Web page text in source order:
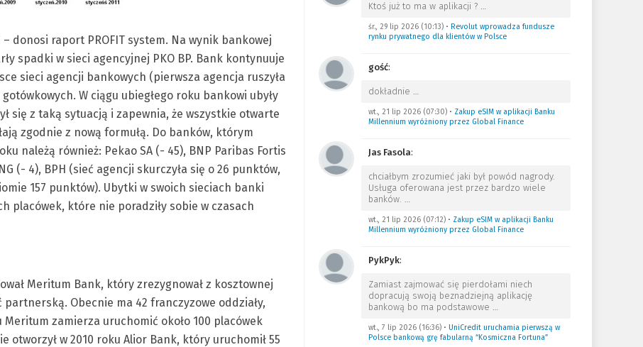
donosi raport PROFIT system. Na wynik bankowej
spadki w sieci agencyjnej PKO BP. Bank kontynuuje
sieci agencji bankowych (pierwsza agencja ruszyła
W ciągu ubiegłego roku bankowi ubyły
się z taką sytuacją i zapewnia, że wszystkie otwarte
zgodnie z nową formułą. Do banków, którym
należą również: Pekao SA (- 45), BNP Paribas Fortis
(- 4), BPH (sieć agencji skurczyła się o 26 punktów,
157 punktów). Ubytki w swoich sieciach banki
placówek, które nie poradziły sobie w czasach
Meritum Bank, który zrezygnował z kosztownej
partnerską. Obecnie ma 42 franczyzowe oddziały,
Meritum zamierza uruchomić około 100 placówek
w 2010 roku Alior Bank, który uruchomił 55
Ktoś już to ma w aplikacji ? …
śr., 29 lip 2026 (10:13)• Revolut wprowadza fundusze
rynku prywatnego dla klientów w Polsce
gość:
dokładnie …
wt., 21 lip 2026 (07:30)• Zakup eSIM w aplikacji Banku
Millennium wyróżniony przez Global Finance
Jas Fasola:
chciałbym zrozumieć jaki był powód nagrody.
Usługa oferowana jest przez bardzo wiele
banków. …
wt., 21 lip 2026 (07:12)• Zakup eSIM w aplikacji Banku
Millennium wyróżniony przez Global Finance
PykPyk:
Zamiast zajmować się pierdołami niech
dopracują swoją beznadziejną aplikację
bankową bo ma podstawowe …
wt., 7 lip 2026 (16:36)• UniCredit uruchamia pierwszą w
Polsce bankową grę fabularną “Kosmiczna Fortuna”